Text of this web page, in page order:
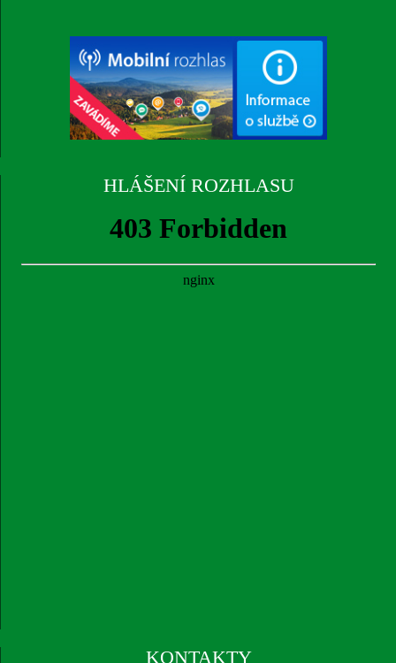
HLÁŠENÍ ROZHLASU
KONTAKTY